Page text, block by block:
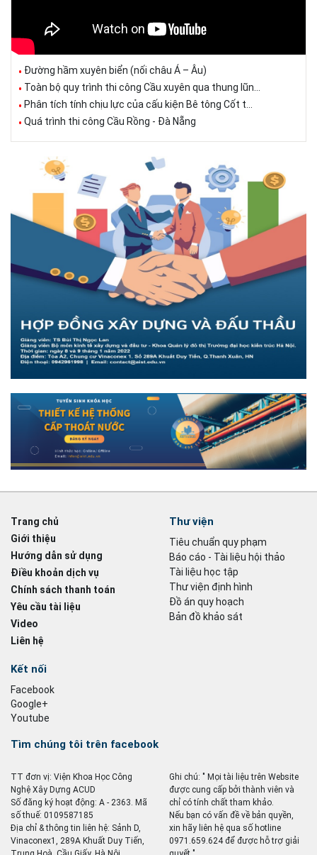
Đường hầm xuyên biển (nối châu Á – Âu)
Toàn bộ quy trình thi công Cầu xuyên qua thung lũn...
Phân tích tính chịu lực của cấu kiện Bê tông Cốt t...
Quá trình thi công Cầu Rồng - Đà Nẵng
Trang chủ
Giới thiệu
Hướng dẫn sử dụng
Điều khoản dịch vụ
Chính sách thanh toán
Yêu cầu tài liệu
Video
Liên hệ
Thư viện
Tiêu chuẩn quy phạm
Báo cáo - Tài liệu hội thảo
Tài liệu học tập
Thư viện định hình
Đồ án quy hoạch
Bản đồ khảo sát
Kết nối
Facebook
Google+
Youtube
Tìm chúng tôi trên facebook
TT đơn vị: Viện Khoa Học Công
Nghệ Xây Dựng ACUD
Số đăng ký hoạt động: A - 2363. Mã
số thuế: 0109587185
Địa chỉ & thông tin liên hệ: Sảnh D,
Vinaconex1, 289A Khuất Duy Tiến,
Ghi chú: " Mọi tài liệu trên Website
được cung cấp bởi thành viên và
chỉ có tính chất tham khảo.
Nếu bạn có vấn đề về bản quyền,
xin hãy liên hệ qua số hotline
0971.659.624 để được hỗ trợ giải